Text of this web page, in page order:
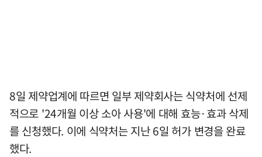
8일 제약업계에 따르면 일부 제약회사는 식약처에 선제
적으로 '24개월 이상 소아 사용'에 대해 효능·효과 삭제
를 신청했다. 이에 식약처는 지난 6일 허가 변경을 완료
했다.